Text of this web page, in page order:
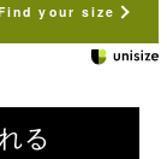
your size
る